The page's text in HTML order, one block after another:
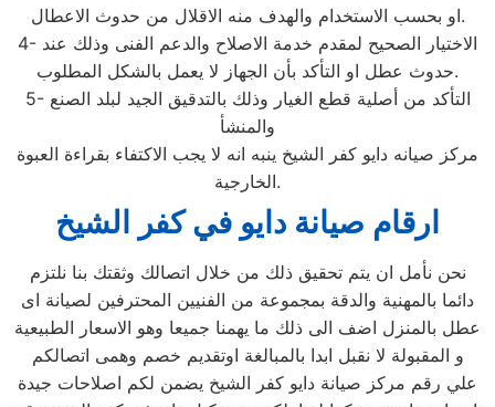
او بحسب الاستخدام والهدف منه الاقلال من حدوث الاعطال.
4- الاختيار الصحيح لمقدم خدمة الاصلاح والدعم الفنى وذلك عند
حدوث عطل او التأكد بأن الجهاز لا يعمل بالشكل المطلوب.
5- التأكد من أصلية قطع الغيار وذلك بالتدقيق الجيد لبلد الصنع
والمنشأ
مركز صيانه دايو كفر الشيخ ينبه انه لا يجب الاكتفاء بقراءة العبوة
الخارجية.
ارقام صيانة دايو في كفر الشيخ
نحن نأمل ان يتم تحقيق ذلك من خلال اتصالك وثقتك بنا نلتزم
دائما بالمهنية والدقة بمجموعة من الفنيين المحترفين لصيانة اى
عطل بالمنزل اضف الى ذلك ما يهمنا جميعا وهو الاسعار الطبيعية
و المقبولة لا نقبل ابدا بالمبالغة اوتقديم خصم وهمى اتصالكم
علي رقم مركز صيانة دايو كفر الشيخ يضمن لكم اصلاحات جيدة